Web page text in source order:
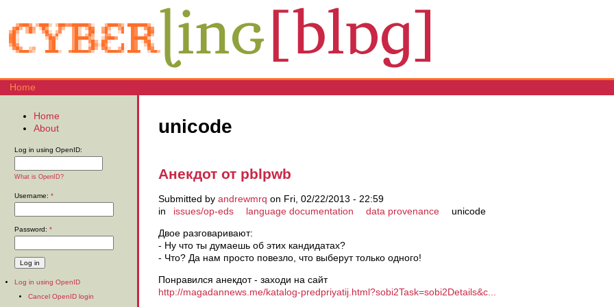
Home
unicode
Анекдот от pblpwb
Submitted by andrewmrq on Fri, 02/22/2013 - 22:59
in
issues/op-eds language documentation data provenance
unicode
Двое разговаривают:
- Hу что ты думаешь об этих кандидатах?
- Что? Да нам просто повезло, что выберут только одного!
Понравился анекдот - заходи на сайт
http://magadannews.me/katalog-predpriyatij.html?sobi2Task=sobi2Details&c...
Home
About
Log in using OpenID:
What is OpenID?
Username: *
Password: *
Log in using OpenID
Cancel OpenID login